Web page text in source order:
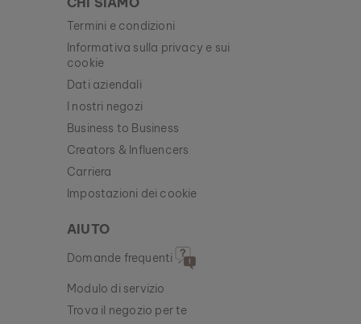
Termini e condizioni
Informativa sulla privacy e sui
cookie
Dati aziendali
I nostri negozi
Business to Business
Creators & Influencers
Carriera
Impostazioni dei cookie
AIUTO
Domande frequenti
Modulo di servizio
Trova il negozio per te